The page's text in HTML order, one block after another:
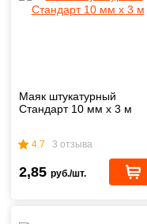
Маяк штукатурный
Стандарт 10 мм x 3 м
4.7 3 отзыва
2,85 руб./шт.